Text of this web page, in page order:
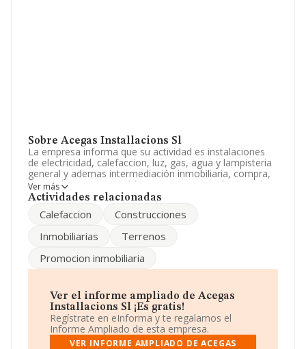
Sobre Acegas Installacions Sl
La empresa informa que su actividad es instalaciones
de electricidad, calefaccion, luz, gas, agua y lampisteria
general y ademas intermediación inmobiliaria, compra,
venta, de terrenos y edificaciones, promoción de todo
tipo de edificaciones, etc. La sociedad está registrada
como 'Instalaciones eléctricas', código 4321. La
teniendo en cuenta la información a disposición de
INFORMA, ha contado con un número de empleados
Dentro del ranking de empresas elaborado por
INFORMA, atendiendo a los niveles de facturación,
podemos decir de la compañía que: en 2024 la empresa
ha caído 3.633 puestos a nivel sectorial pasando a
Ver más
Actividades relacionadas
Calefaccion
Construcciones
Inmobiliarias
Terrenos
Promocion inmobiliaria
Ver el informe ampliado de Acegas
Installacions Sl ¡Es gratis!
Regístrate en eInforma y te regalamos el
Informe Ampliado de esta empresa.
VER INFORME AMPLIADO DE ACEGAS